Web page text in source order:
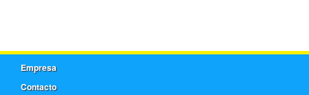
Empresa
Contacto